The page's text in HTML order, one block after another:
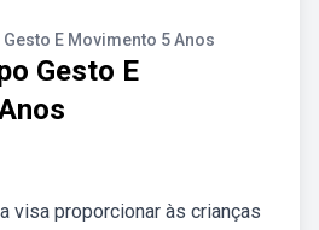
E Movimento 5 Anos
Gesto E
visa proporcionar às crianças